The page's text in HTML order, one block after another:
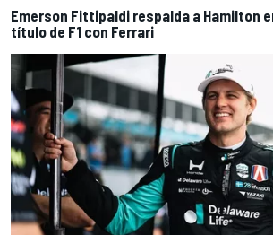
Emerson Fittipaldi respalda a Hamilton
título de F1 con Ferrari